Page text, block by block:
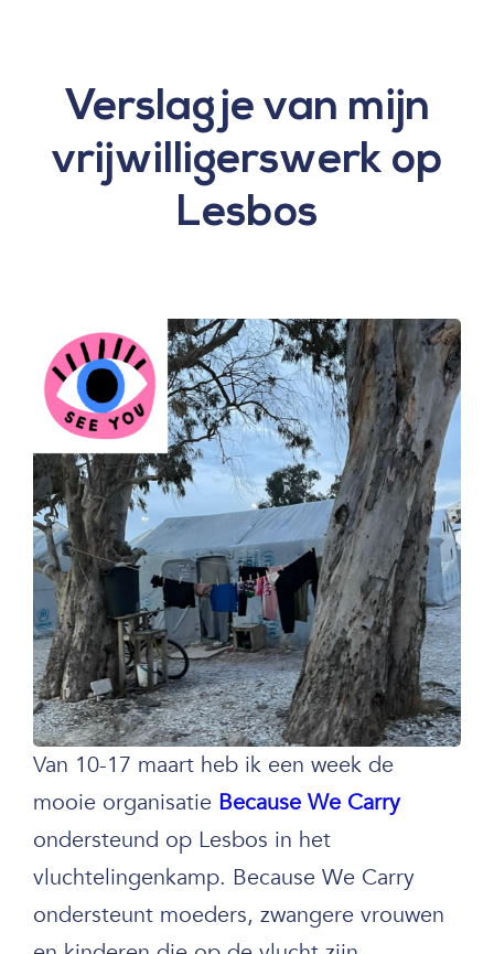
contentVerslagje van mijn
vrijwilligerswerk op
Lesbos
Van 10-17 maart heb ik een week de
mooie organisatie Because We Carry
ondersteund op Lesbos in het
vluchtelingenkamp. Because We Carry
ondersteunt moeders, zwangere vrouwen